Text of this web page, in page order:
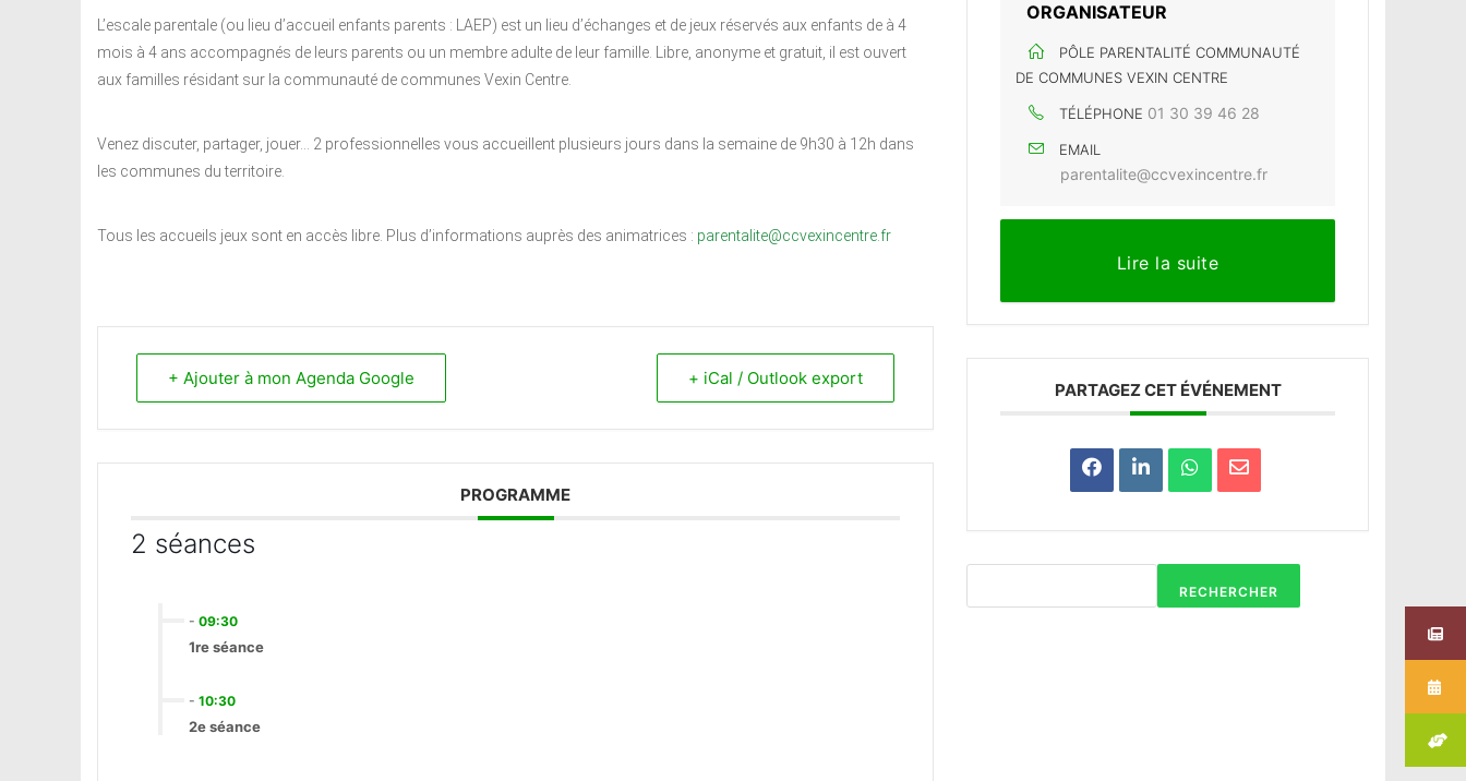
L’escale parentale (ou lieu d’accueil enfants parents : LAEP) est un lieu d’échanges et de jeux réservés aux enfants de à 4
mois à 4 ans accompagnés de leurs parents ou un membre adulte de leur famille. Libre, anonyme et gratuit, il est ouvert
aux familles résidant sur la communauté de communes Vexin Centre.
Venez discuter, partager, jouer… 2 professionnelles vous accueillent plusieurs jours dans la semaine de 9h30 à 12h dans
les communes du territoire.
Tous les accueils jeux sont en accès libre. Plus d’informations auprès des animatrices : parentalite@ccvexincentre.fr
+ Ajouter à mon Agenda Google + iCal / Outlook export
PROGRAMME
2 séances
- 09:30
1re séance
- 10:30
2e séance
ORGANISATEUR
PÔLE PARENTALITÉ COMMUNAUTÉ
DE COMMUNES VEXIN CENTRE
TÉLÉPHONE 01 30 39 46 28
EMAIL
parentalite@ccvexincentre.fr
Lire la suite
PARTAGEZ CET ÉVÉNEMENT
RECHERCHER